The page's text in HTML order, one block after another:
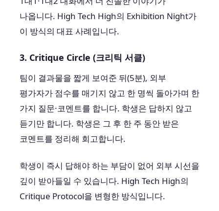
나옵니다. High Tech High의 Exhibition Night가
이 방식의 대표 사례입니다.
3. Critique Circle (크리틱 서클)
팀이 결과물을 짧게 보여준 뒤(5분), 외부
평가자가 점수를 매기지 않고 한 명씩 돌아가며 한
가지 질문·코멘트를 합니다. 학생은 답하지 않고
듣기만 합니다. 학생은 그 후 한 주 동안 받은
코멘트를 정리해 회고합니다.
학생이 즉시 답해야 하는 부담이 없어 외부 시선을
깊이 받아들일 수 있습니다. High Tech High의
Critique Protocol을 변형한 방식입니다.